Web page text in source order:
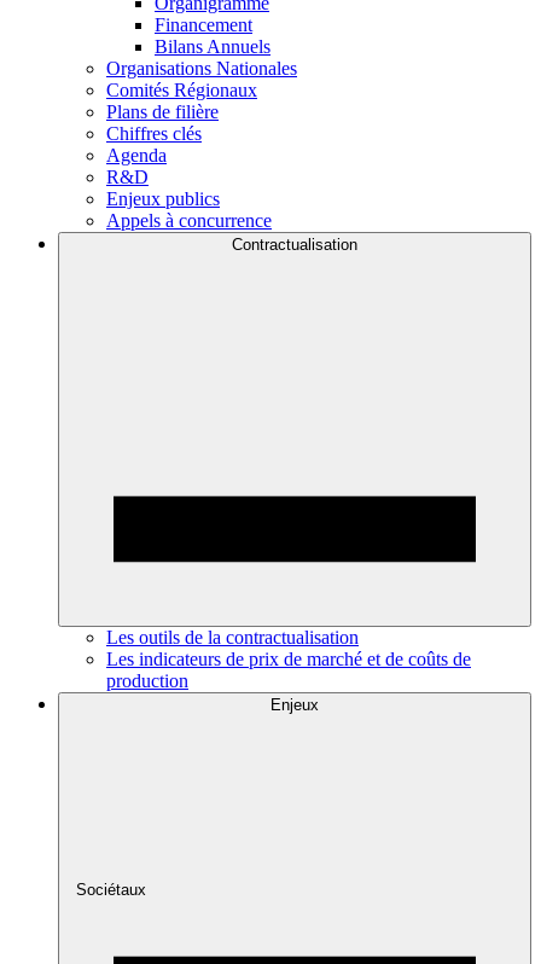
Financement
Bilans Annuels
Organisations Nationales
Comités Régionaux
Plans de filière
Chiffres clés
Agenda
R&D
Enjeux publics
Appels à concurrence
Contractualisation
Les outils de la contractualisation
Les indicateurs de prix de marché et de coûts de
production
Enjeux
Sociétaux